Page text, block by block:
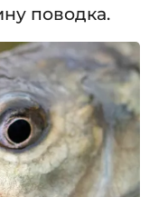
поводка.